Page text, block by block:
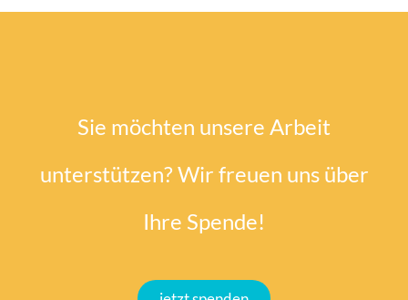
Sie möchten unsere Arbeit
unterstützen? Wir freuen uns über
Ihre Spende!